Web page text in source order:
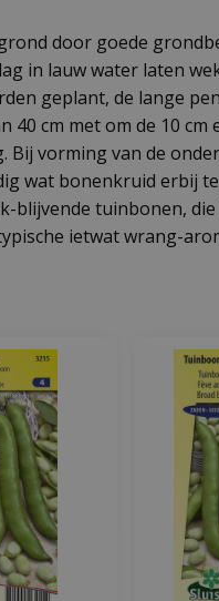
door goede
in lauw water laten
geplant, de lange
cm met om de 10
vorming van de
wat bonenkruid erbij
blijvende tuinbonen,
ietwat wrang-